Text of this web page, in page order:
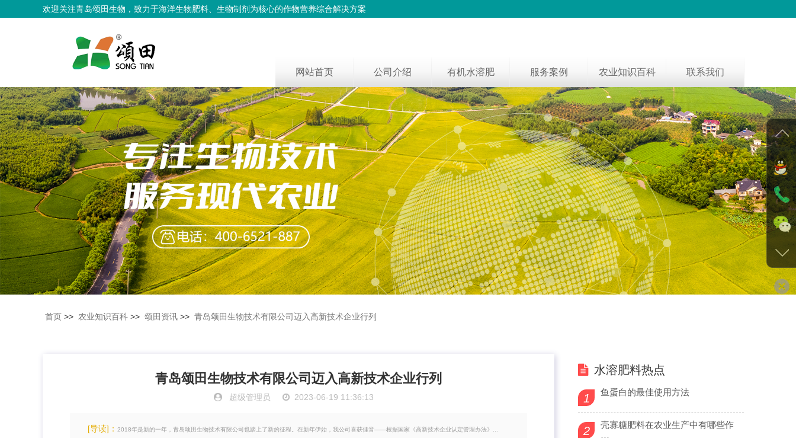
欢迎关注青岛颂田生物，致力于海洋生物肥料、生物制剂为核心的作物营养综合解决方案
网站首页 公司介绍 有机水溶肥 服务案例 农业知识百科 联系我们
首页 >> 农业知识百科 >> 颂田资讯 >> 青岛颂田生物技术有限公司迈入高新技术企业行列
青岛颂田生物技术有限公司迈入高新技术企业行列
超级管理员 2023-06-19 11:36:13
[导读]： 2018年是新的一年，青岛颂田生物技术有限公司也踏上了新的征程。在新年伊始，我公司喜获佳音——根据国家《高新技术企业认定管理办法》...
水溶肥料热点
1 鱼蛋白的最佳使用方法
2
壳寡糖肥料在农业生产中有哪些作